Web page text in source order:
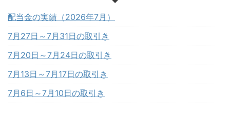
配当金の実績（2026年7月）
7月27日～7月31日の取引き
7月20日～7月24日の取引き
7月13日～7月17日の取引き
7月6日～7月10日の取引き